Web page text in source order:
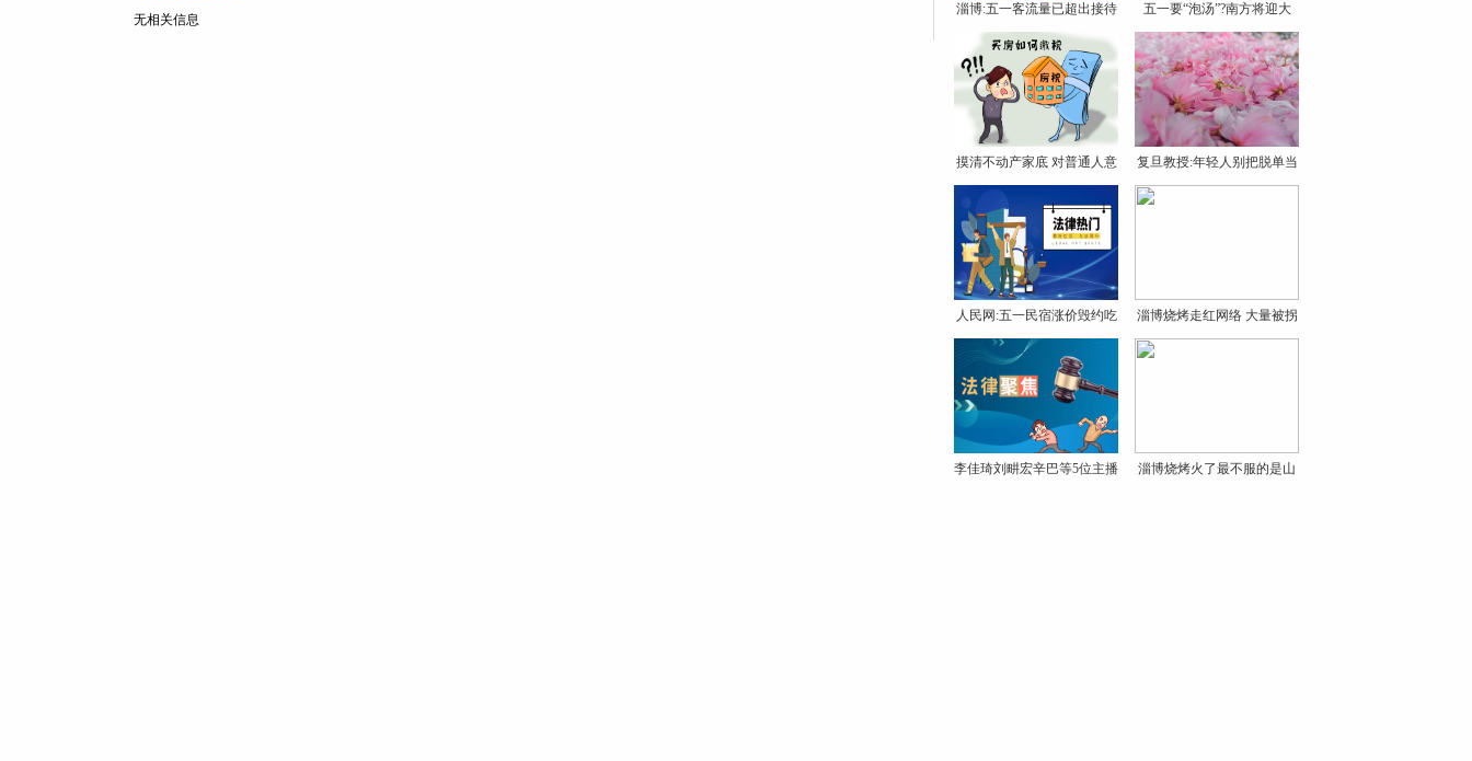
无相关信息
淄博:五一客流量已超出接待 五一要“泡汤”?南方将迎大
摸清不动产家底 对普通人意 复旦教授:年轻人别把脱单当
人民网:五一民宿涨价毁约吃 淄博烧烤走红网络 大量被拐
李佳琦刘畊宏辛巴等5位主播
淄博烧烤火了最不服的是山